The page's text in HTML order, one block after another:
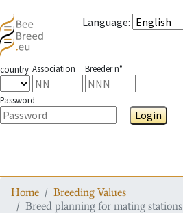
Language:
country Association Breeder n°
Password
Login
Home
Breeding Values
Breed planning for mating stations